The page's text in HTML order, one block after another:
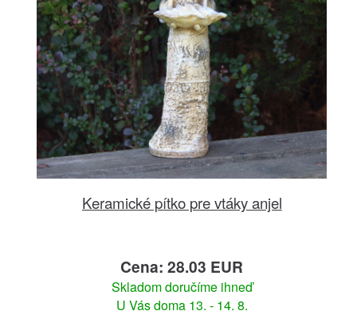
Keramické pítko pre vtáky anjel
Cena: 28.03 EUR
Skladom doručíme ihneď
U Vás doma 13. - 14. 8.